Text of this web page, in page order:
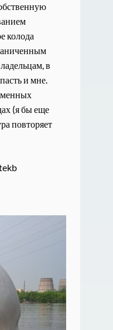
колода
в
и мне.
(я бы еще
повторяет